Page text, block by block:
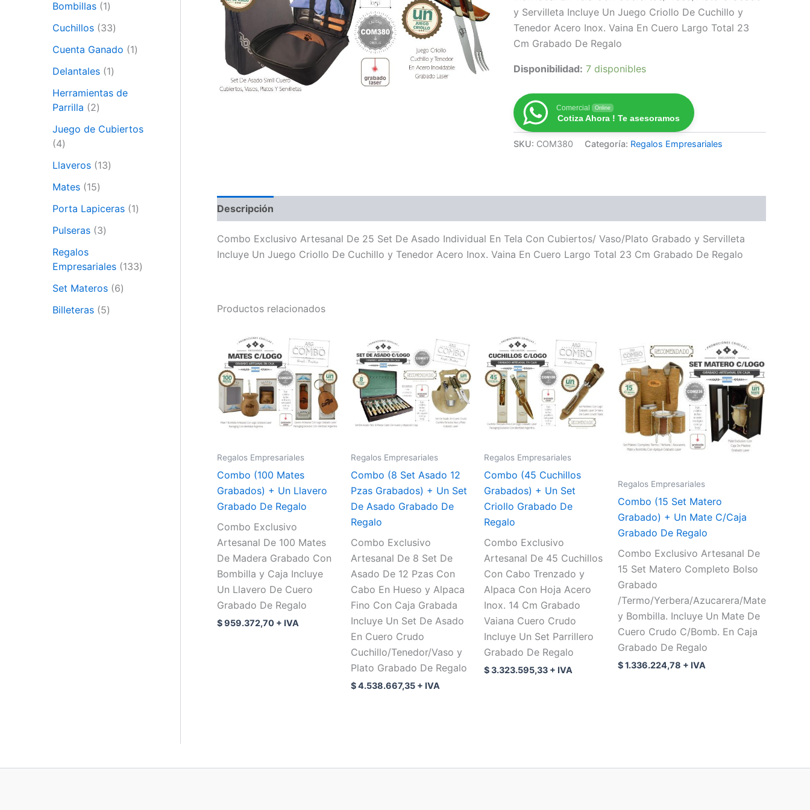
Bombillas 1
Cuchillos 33
Cuenta Ganado 1
Delantales 1
Herramientas de
Parrilla
2
Juego de Cubiertos
4
Llaveros 13
Mates 15
Porta Lapiceras 1
Pulseras 3
Regalos
Empresariales 133
Set Materos 6
Billeteras 5
y Servilleta Incluye Un Juego Criollo De Cuchillo y
Tenedor Acero Inox. Vaina En Cuero Largo Total 23
Cm Grabado De Regalo
Disponibilidad: 7 disponibles
Comercial Online
Cotiza Ahora ! Te asesoramos
SKU: COM380 Categoría: Regalos Empresariales
Descripción
Combo Exclusivo Artesanal De 25 Set De Asado Individual En Tela Con Cubiertos/ Vaso/Plato Grabado y Servilleta
Incluye Un Juego Criollo De Cuchillo y Tenedor Acero Inox. Vaina En Cuero Largo Total 23 Cm Grabado De Regalo
Productos relacionados
Regalos Empresariales
Combo (100 Mates
Grabados) + Un Llavero
Grabado De Regalo
Combo Exclusivo
Artesanal De 100 Mates
De Madera Grabado Con
Bombilla y Caja Incluye
Un Llavero De Cuero
Grabado De Regalo
$959.372,70 + IVA
Regalos Empresariales
Combo (8 Set Asado 12
Pzas Grabados) + Un Set
De Asado Grabado De
Regalo
Combo Exclusivo
Artesanal De 8 Set De
Asado De 12 Pzas Con
Cabo En Hueso y Alpaca
Fino Con Caja Grabada
Incluye Un Set De Asado
En Cuero Crudo
Cuchillo/Tenedor/Vaso y
Plato Grabado De Regalo
$4.538.667,35 + IVA
Regalos Empresariales
Combo (45 Cuchillos
Grabados) + Un Set
Criollo Grabado De
Regalo
Combo Exclusivo
Artesanal De 45 Cuchillos
Con Cabo Trenzado y
Alpaca Con Hoja Acero
Inox. 14 Cm Grabado
Vaiana Cuero Crudo
Incluye Un Set Parrillero
Grabado De Regalo
$3.323.595,33 + IVA
Regalos Empresariales
Combo (15 Set Matero
Grabado) + Un Mate C/Caja
Grabado De Regalo
Combo Exclusivo Artesanal De
15 Set Matero Completo Bolso
Grabado
/Termo/Yerbera/Azucarera/Mate
y Bombilla. Incluye Un Mate De
Cuero Crudo C/Bomb. En Caja
Grabado De Regalo
$1.336.224,78 + IVA